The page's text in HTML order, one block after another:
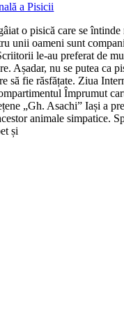
a Pisicii
o pisică care se
unii oameni sunt
le-au preferat de
Așadar, nu se putea ca
să fie răsfățate. Ziua
Împrumut
„Gh. Asachi” Iași a
animale simpatice.
și